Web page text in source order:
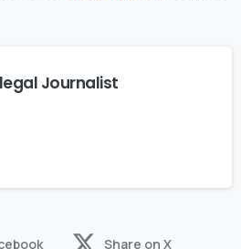
legal Journalist
Share on X